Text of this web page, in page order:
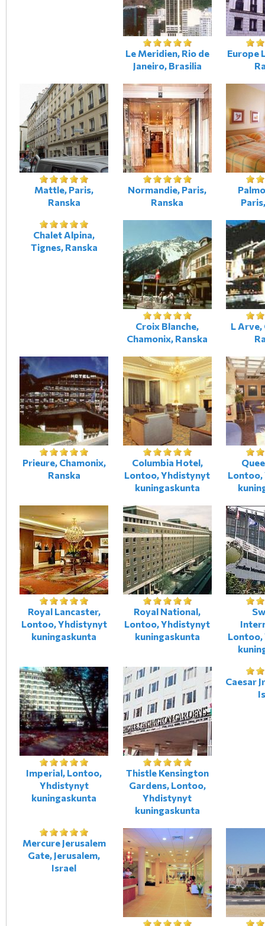
Le Meridien, Rio de
Janeiro, Brasilia
Europe
Mattle, Paris,
Ranska
Normandie, Paris,
Ranska
Chalet Alpina,
Tignes, Ranska
Croix Blanche,
Chamonix, Ranska
L Arve,
Prieure, Chamonix,
Ranska
Columbia Hotel,
Lontoo, Yhdistynyt
kuningaskunta
Royal Lancaster,
Lontoo, Yhdistynyt
kuningaskunta
Royal National,
Lontoo, Yhdistynyt
kuningaskunta
Imperial, Lontoo,
Yhdistynyt
kuningaskunta
Thistle Kensington
Gardens, Lontoo,
Yhdistynyt
kuningaskunta
Caesar
Mercure Jerusalem
Gate, Jerusalem,
Israel